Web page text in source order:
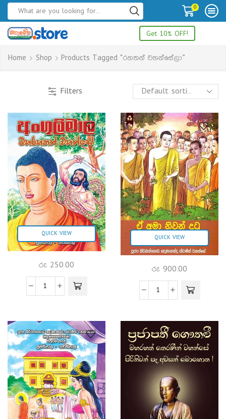
0
Get 10% OFF!
Home Shop Products Tagged “රහතන් වහන්සේලා”
Filters
QUICK VIEW
රු 250.00
QUICK VIEW
රු 900.00